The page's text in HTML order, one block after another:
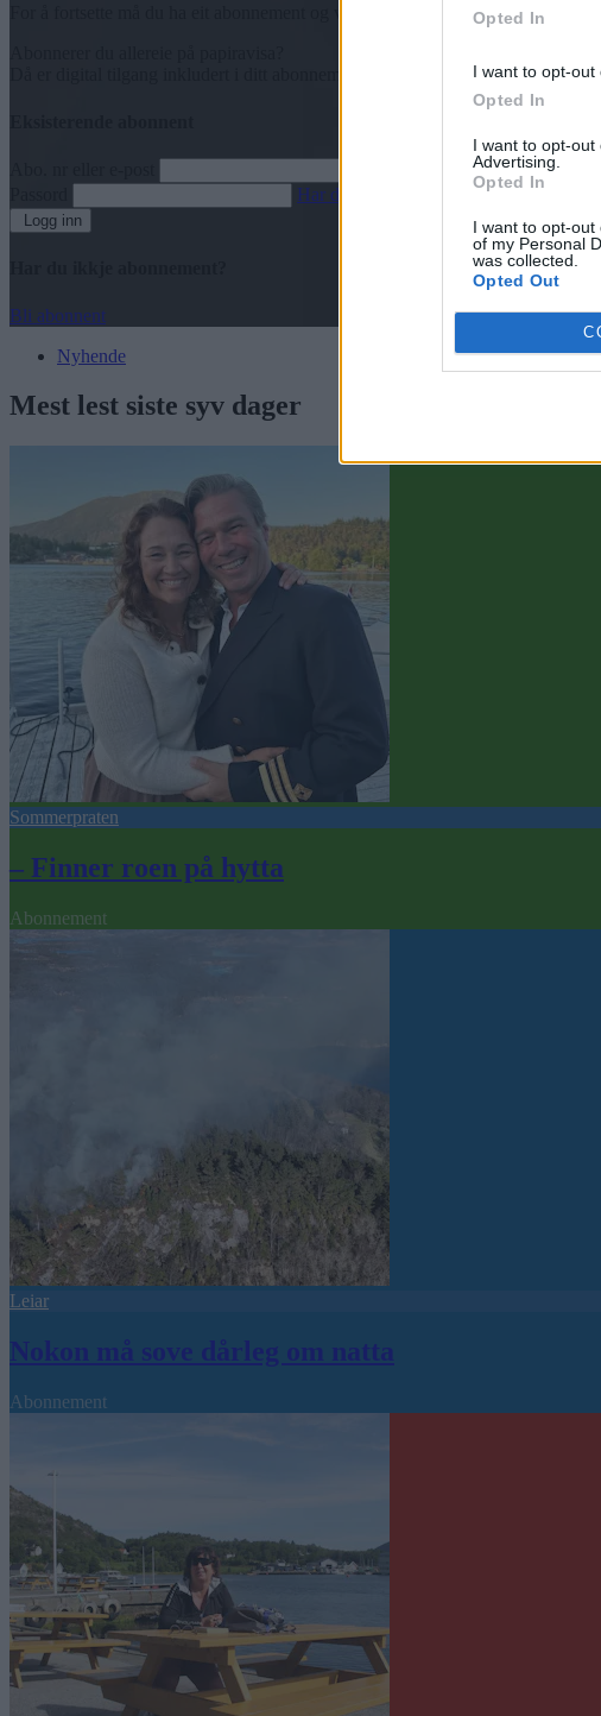
Opted In
I want to opt-out
Opted In
I want to opt-out
Advertising.
Opted In
I want to opt-out
of my Personal
was collected.
Opted Out
Har du gløymt passordet?
Logg inn
Bli abonnent
Nyhende
Mest lest siste syv dager
Sommerpraten
– Finner roen på hytta
Abonnement
Leiar
Nokon må sove dårleg om natta
Abonnement